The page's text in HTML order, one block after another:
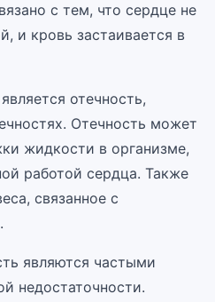
с тем, что сердце не
и кровь застаивается в
отечность,
Отечность может
жидкости в организме,
работой сердца. Также
связанное с
являются частыми
недостаточности.